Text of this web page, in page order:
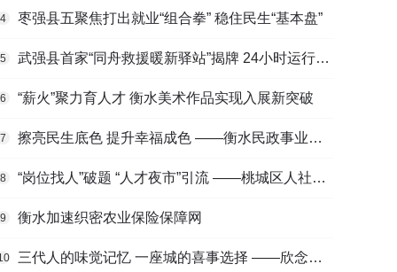
4 枣强县五聚焦打出就业“组合拳” 稳住民生“基本盘”
5 武强县首家“同舟救援暖新驿站”揭牌 24小时运行守护户外劳动者
6 “薪火”聚力育人才 衡水美术作品实现入展新突破
7 擦亮民生底色 提升幸福成色 ——衡水民政事业高质量发展综述
8 “岗位找人”破题 “人才夜市”引流 ——桃城区人社局多维发力促进高校毕业生高质量充分就业
9 衡水加速织密农业保险保障网
三代人的味觉记忆 一座城的喜事选择 ——欣念饺子二十九载匠心传承路